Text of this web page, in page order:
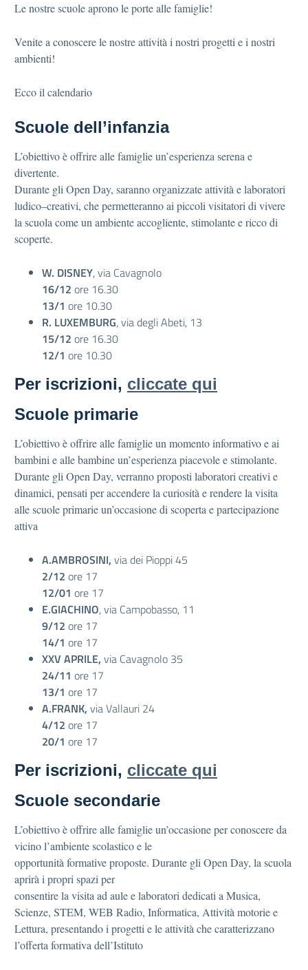
Le nostre scuole aprono le porte alle famiglie!
Venite a conoscere le nostre attività i nostri progetti e i nostri
ambienti!
Ecco il calendario
Scuole dell’infanzia
L’obiettivo è offrire alle famiglie un’esperienza serena e
divertente.
Durante gli Open Day, saranno organizzate attività e laboratori
ludico–creativi, che permetteranno ai piccoli visitatori di vivere
la scuola come un ambiente accogliente, stimolante e ricco di
scoperte.
W. DISNEY, via Cavagnolo
16/12 ore 16.30
13/1 ore 10.30
R. LUXEMBURG, via degli Abeti, 13
15/12 ore 16.30
12/1 ore 10.30
Per iscrizioni, cliccate qui
Scuole primarie
L’obiettivo è offrire alle famiglie un momento informativo e ai
bambini e alle bambine un’esperienza piacevole e stimolante.
Durante gli Open Day, verranno proposti laboratori creativi e
dinamici, pensati per accendere la curiosità e rendere la visita
alle scuole primarie un’occasione di scoperta e partecipazione
attiva
A.AMBROSINI, via dei Pioppi 45
2/12 ore 17
12/01 ore 17
E.GIACHINO, via Campobasso, 11
9/12 ore 17
14/1 ore 17
XXV APRILE, via Cavagnolo 35
24/11 ore 17
13/1 ore 17
A.FRANK, via Vallauri 24
4/12 ore 17
20/1 ore 17
Per iscrizioni, cliccate qui
Scuole secondarie
L’obiettivo è offrire alle famiglie un’occasione per conoscere da
vicino l’ambiente scolastico e le
opportunità formative proposte. Durante gli Open Day, la scuola
aprirà i propri spazi per
consentire la visita ad aule e laboratori dedicati a Musica,
Scienze, STEM, WEB Radio, Informatica, Attività motorie e
Lettura, presentando i progetti e le attività che caratterizzano
l’offerta formativa dell’Istituto